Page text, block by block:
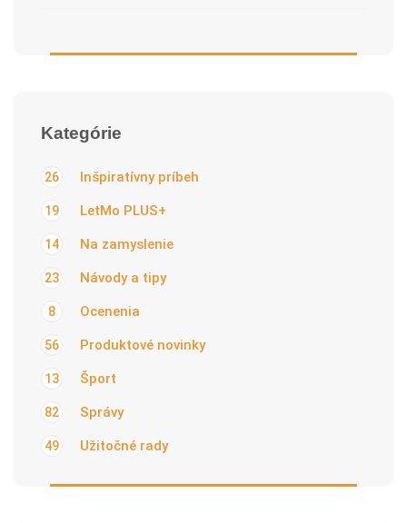
Kategórie
Inšpiratívny príbeh
26
LetMo PLUS+
19
Na zamyslenie
14
Návody a tipy
23
Ocenenia
8
Produktové novinky
56
Šport
13
Správy
82
Užitočné rady
49